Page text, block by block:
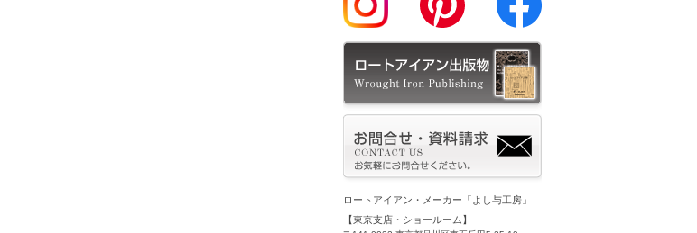
ロートアイアン・メーカー「よし与工房」
【東京支店・ショールーム】